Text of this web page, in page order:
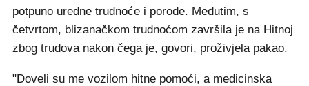
potpuno uredne trudnoće i porode. Međutim, s
četvrtom, blizanačkom trudnoćom završila je na Hitnoj
zbog trudova nakon čega je, govori, proživjela pakao.
"Doveli su me vozilom hitne pomoći, a medicinska